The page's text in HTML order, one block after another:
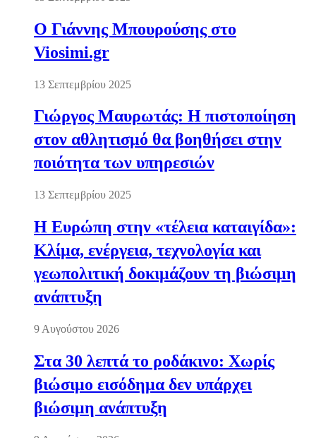
Ο Γιάννης Μπουρούσης στο
Viosimi.gr
13 Σεπτεμβρίου 2025
Γιώργος Μαυρωτάς: Η πιστοποίηση
στον αθλητισμό θα βοηθήσει στην
ποιότητα των υπηρεσιών
13 Σεπτεμβρίου 2025
Η Ευρώπη στην «τέλεια καταιγίδα»:
Κλίμα, ενέργεια, τεχνολογία και
γεωπολιτική δοκιμάζουν τη βιώσιμη
ανάπτυξη
9 Αυγούστου 2026
Στα 30 λεπτά το ροδάκινο: Χωρίς
βιώσιμο εισόδημα δεν υπάρχει
βιώσιμη ανάπτυξη